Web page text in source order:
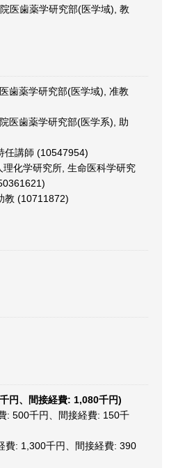
医歯薬学研究部(医学域), 教
歯薬学研究部(医学域), 准教
医歯薬学研究部(医学系), 助
任講師 (10547954)
理化学研究所, 生命医科学研究
教 (10711872)
円、間接経費: 1,080千円)
: 500千円、間接経費: 150千
費: 1,300千円、間接経費: 390